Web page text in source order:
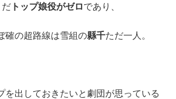
だ トップ娘役がゼロであり、
確の超路線は雪組の縣千ただ一人。
を出しておきたいと劇団が思っている